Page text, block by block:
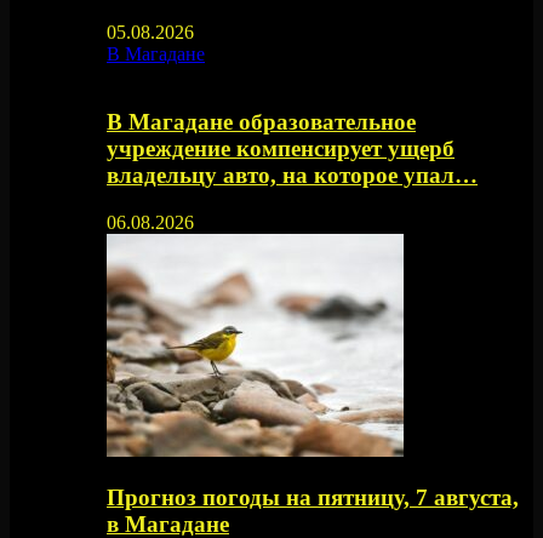
05.08.2026
В Магадане
В Магадане образовательное
учреждение компенсирует ущерб
владельцу авто, на которое упал…
06.08.2026
Прогноз погоды на пятницу, 7 августа,
в Магадане